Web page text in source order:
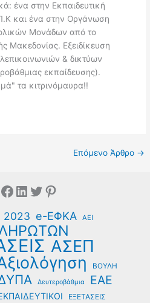
ένα στην Εκπαιδευτική
και ένα στην Οργάνωση
Μονάδων από το
Μακεδονίας. Εξειδίκευση
& δικτύων
εκπαίδευσης).
τα κιτρινόμαυρα!!
Επόμενο Άρθρο →
Facebook
Linkedin
Twitter
Pinterest
2023 e-ΕΦΚΑ ΑΕΙ
ΑΣΕΠ
ΒΟΥΛΗ
Δευτεροβάθμια ΕΑΕ
ΕΞΕΤΑΣΕΙΣ